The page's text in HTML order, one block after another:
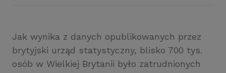
Jak wynika z danych opublikowanych przez
brytyjski urząd statystyczny, blisko 700 tys.
osób w Wielkiej Brytanii było zatrudnionych